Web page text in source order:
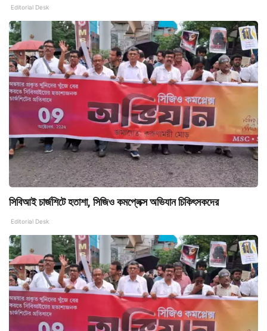
Editorial Desk
সিবিআই চার্জশিটে হতাশা, সিজিও কমপ্লেক্স অভিযান চিকিৎসকদের
Editorial Desk